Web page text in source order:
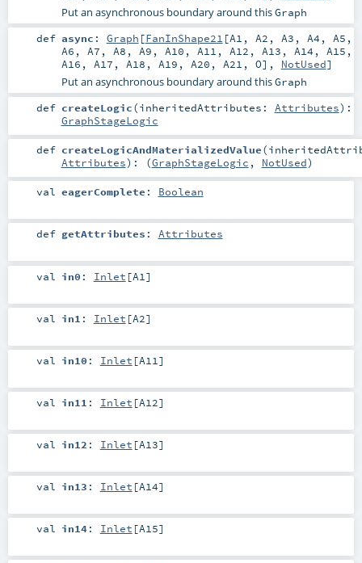
Put an asynchronous boundary around thisGraph
def async : Graph [FanInShape21 [A1 , A2 , A3 , A4 , A5 ,
A6 , A7 , A8 , A9 , A10 , A11 , A12 , A13 , A14 , A15 ,
A16 , A17 , A18 , A19 , A20 , A21 , O], NotUsed]
Put an asynchronous boundary around thisGraph
def createLogic(inheritedAttributes: Attributes) :
GraphStageLogic
def createLogicAndMaterializedValue(
Attributes) : (GraphStageLogic , NotUsed)
val eagerComplete : Boolean
def getAttributes : Attributes
val in0 : Inlet [A1 ]
val in1 : Inlet [A2]
val in10 : Inlet [A11 ]
val in11 : Inlet [A12]
val in12 : Inlet [A13]
val in13 : Inlet [A14]
val in14: Inlet [A15]